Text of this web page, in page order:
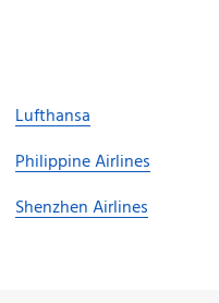
Lufthansa
Philippine Airlines
Shenzhen Airlines